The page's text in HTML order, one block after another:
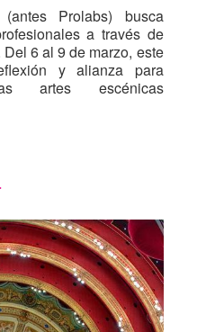
Prolabs) busca
a través de
6 al 9 de marzo, este
y alianza para
artes escénicas